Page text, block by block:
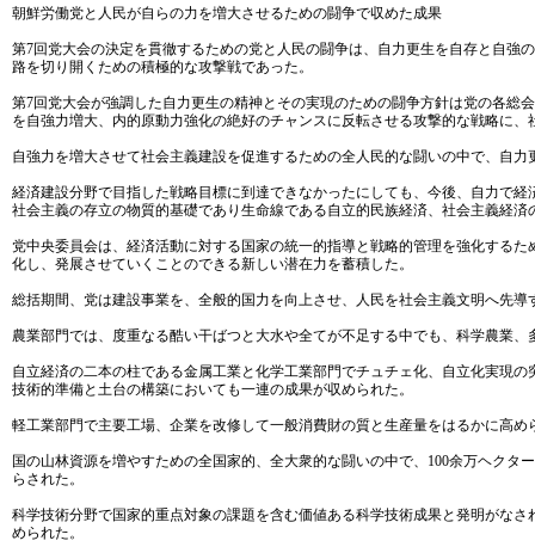
朝鮮労働党と人民が自らの力を増大させるための闘争で収めた成果
第7回党大会の決定を貫徹するための党と人民の闘争は、自力更生を自存と自
路を切り開くための積極的な攻撃戦であった。
第7回党大会が強調した自力更生の精神とその実現のための闘争方針は党の各
を自強力増大、内的原動力強化の絶好のチャンスに反転させる攻撃的な戦略に
自強力を増大させて社会主義建設を促進するための全人民的な闘いの中で、自
経済建設分野で目指した戦略目標に到達できなかったにしても、今後、自力で
社会主義の存立の物質的基礎であり生命線である自立的民族経済、社会主義経
党中央委員会は、経済活動に対する国家の統一的指導と戦略的管理を強化する
化し、発展させていくことのできる新しい潜在力を蓄積した。
総括期間、党は建設事業を、全般的国力を向上させ、人民を社会主義文明へ先
農業部門では、度重なる酷い干ばつと大水や全てが不足する中でも、科学農業
自立経済の二本の柱である金属工業と化学工業部門でチュチェ化、自立化実現
技術的準備と土台の構築においても一連の成果が収められた。
軽工業部門で主要工場、企業を改修して一般消費財の質と生産量をはるかに高
国の山林資源を増やすための全国家的、全大衆的な闘いの中で、100余万ヘク
らされた。
科学技術分野で国家的重点対象の課題を含む価値ある科学技術成果と発明がな
められた。